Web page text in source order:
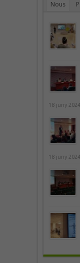
Nous
18 juny 2024
18 juny 2024